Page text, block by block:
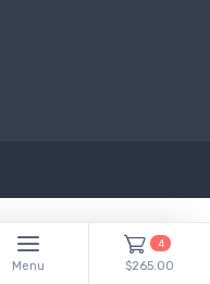
Menu
4
$265.00